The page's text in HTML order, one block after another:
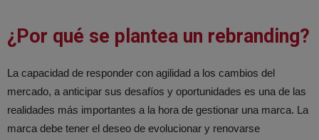
¿Por qué se plantea un rebranding?
La capacidad de responder con agilidad a los cambios del
mercado, a anticipar sus desafíos y oportunidades es una de las
realidades más importantes a la hora de gestionar una marca. La
marca debe tener el deseo de evolucionar y renovarse